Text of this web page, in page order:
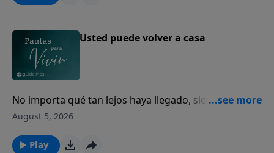
Usted puede volver a casa
No importa qué tan lejos haya llegado, siempre
puede volver a casa con Dios.
August 5, 2026
Play